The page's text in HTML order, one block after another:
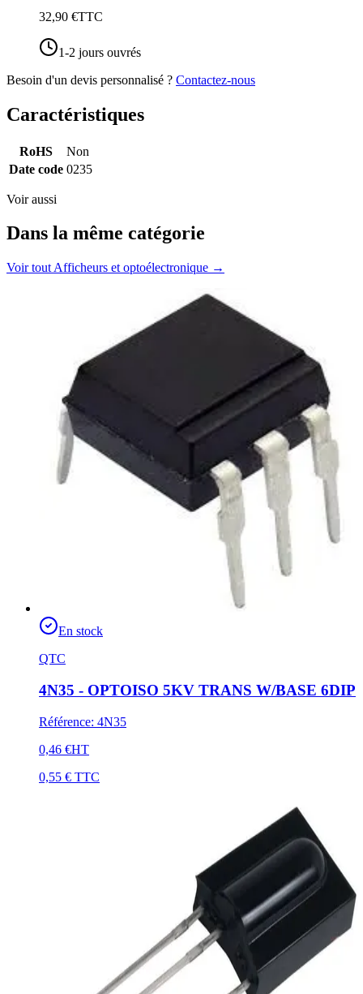
32,90 €TTC
1-2 jours ouvrés
Besoin d'un devis personnalisé ? Contactez-nous
Caractéristiques
RoHS
Non
Date code 0235
Voir aussi
Dans la même catégorie
Voir tout Afficheurs et optoélectronique →
En stock
QTC
4N35 - OPTOISO 5KV TRANS W/BASE 6DIP
Référence: 4N35
0,46 €HT
0,55 € TTC